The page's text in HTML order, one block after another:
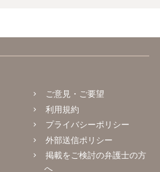
ご意見・ご要望
利用規約
プライバシーポリシー
外部送信ポリシー
掲載をご検討の弁護士の方
へ